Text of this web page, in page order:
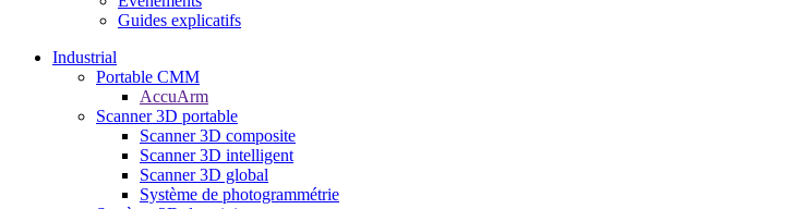
Guides explicatifs
Industrial
Portable CMM
AccuArm
Scanner 3D portable
Scanner 3D composite
Scanner 3D intelligent
Scanner 3D global
Système de photogrammétrie